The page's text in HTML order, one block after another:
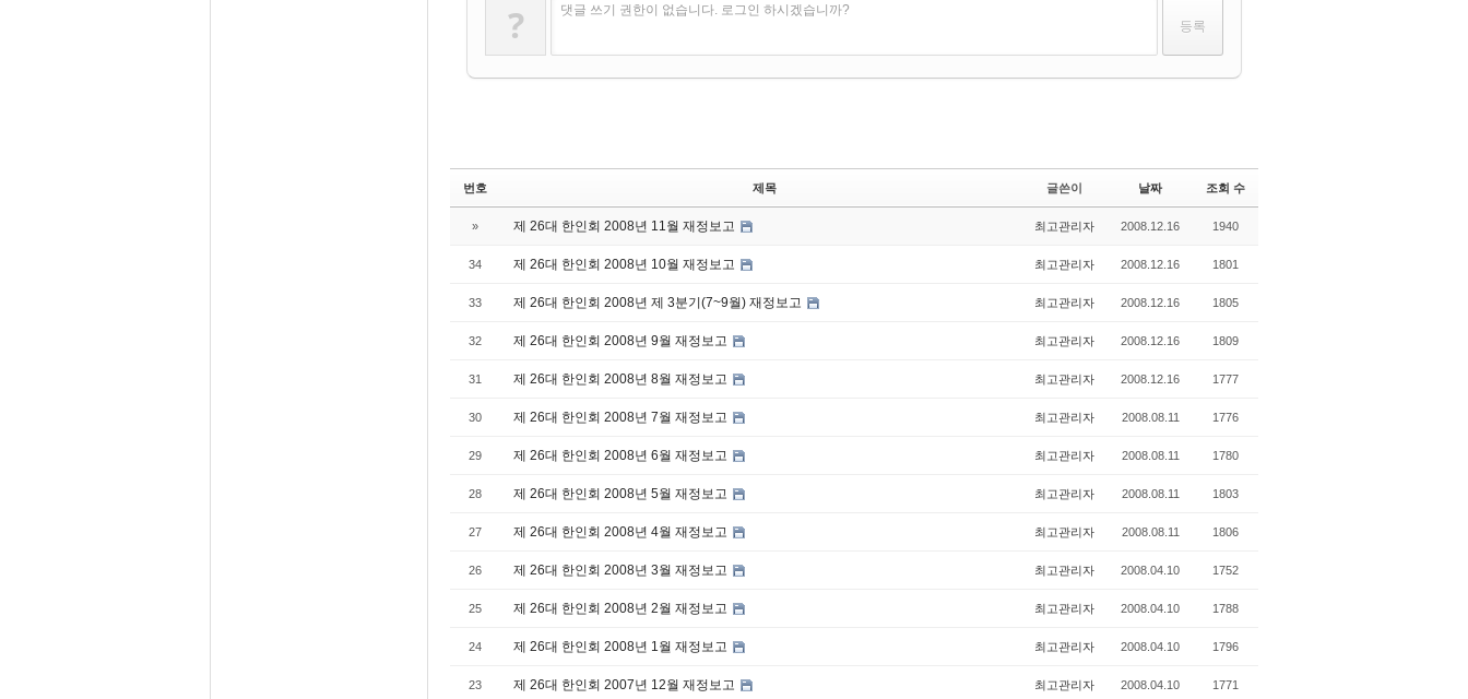
? 댓글 쓰기 권한이 없습니다. 로그인 하시겠습니까?
번호 제목 글쓴이 날짜 조회 수
» 제 26대 한인회 2008년 11월 재정보고 최고관리자 2008.12.16 1940
34 제 26대 한인회 2008년 10월 재정보고 최고관리자 2008.12.16 1801
33 제 26대 한인회 2008년 제 3분기(7~9월) 재정보고 최고관리자 2008.12.16 1805
32 제 26대 한인회 2008년 9월 재정보고 최고관리자 2008.12.16 1809
31 제 26대 한인회 2008년 8월 재정보고 최고관리자 2008.12.16 1777
30 제 26대 한인회 2008년 7월 재정보고 최고관리자 2008.08.11 1776
29 제 26대 한인회 2008년 6월 재정보고 최고관리자 2008.08.11 1780
28 제 26대 한인회 2008년 5월 재정보고 최고관리자 2008.08.11 1803
27 제 26대 한인회 2008년 4월 재정보고 최고관리자 2008.08.11 1806
26 제 26대 한인회 2008년 3월 재정보고 최고관리자 2008.04.10 1752
25 제 26대 한인회 2008년 2월 재정보고 최고관리자 2008.04.10 1788
24 제 26대 한인회 2008년 1월 재정보고 최고관리자 2008.04.10 1796
23 제 26대 한인회 2007년 12월 재정보고 최고관리자 2008.04.10 1771